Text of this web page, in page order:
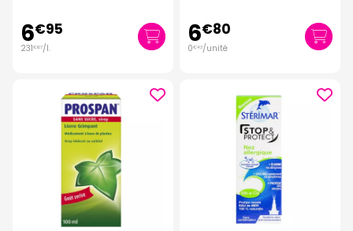
6€95
231€67/l. 6€80
0€43/unité